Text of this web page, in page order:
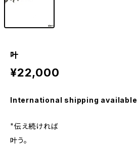
叶
¥22,000
International shipping available
"伝え続ければ
叶う。